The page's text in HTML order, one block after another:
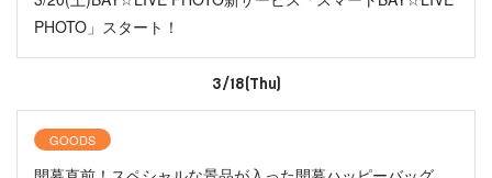
PHOTO」スタート！
3/18(Thu)
GOODS